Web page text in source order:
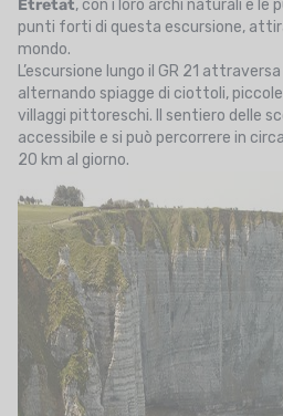
Étretat, con i loro archi naturali e le
punti forti di questa escursione,
mondo.
L’escursione lungo il GR 21
alternando spiagge di ciottoli,
villaggi pittoreschi. Il sentiero delle
accessibile e si può percorrere in
20 km al giorno.